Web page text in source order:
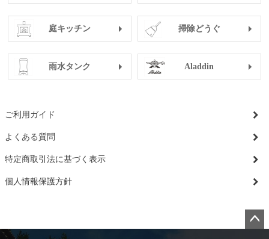
庭キッチン 掃除どうぐ
雨水タンク Aladdin
ご利用ガイド
よくある質問
特定商取引法に基づく表示
個人情報保護方針